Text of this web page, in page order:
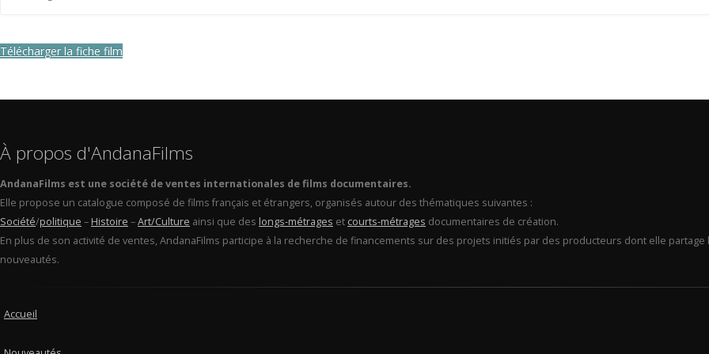
Télécharger la fiche film
À propos d'AndanaFilms
AndanaFilms est une société de ventes internationales de films documentaires.
Elle propose un catalogue composé de films français et étrangers, organisés autour des thématiques suivantes :
Société/politique – Histoire –Art/Culture ainsi que des longs-métrages et courts-métrages documentaires de création.
En plus de son activité de ventes, AndanaFilms participe à la recherche de financements sur des projets initiés par des producteurs dont elle partage
nouveautés.
Accueil